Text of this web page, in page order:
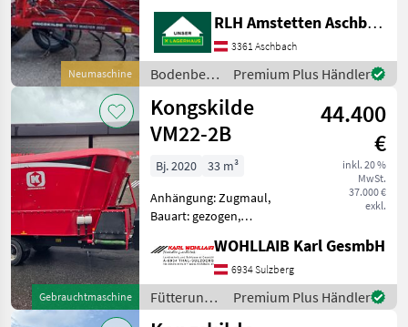
Neumaschine
Planierschild Autom.
Transportverriegelung
hydr. Zinkenabstand 15cm
Bodenbearbeitung Grubber
RLH Amstetten Aschbach
3361 Aschbach
Bodenbearbeitung
/
Kongskilde
Premium Plus Händler
Gebrauchtmaschine
Kongskilde
VM22-2B
44.400
€
inkl. 20 %
MwSt.
37.000 €
exkl.
Bj. 2020
33 m³
Anhängung: Zugmaul,
Bauart: gezogen,
Misch-Anordnung:
horizontal, Mischsystem:
Schnecken, Stützfuß,
Wiegeeinrichtung
WOHLLAIB Karl GesmbH
6934 Sulzberg
Fütterungstechnik
/
Premium Plus Händler